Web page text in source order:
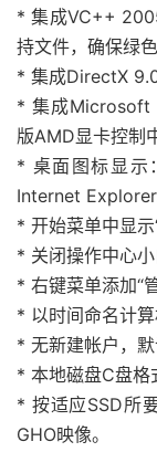
* 集成VC++
持文件，确保绿
* 集成DirectX
* 集成Microsoft
版AMD显卡控制
* 桌面图标显示
Internet Explorer
* 开始菜单中显示
* 关闭操作中心小
* 右键菜单添加“
* 以时间命名计
* 无新建帐户，
* 本地磁盘C盘格
* 按适应SSD所
GHO映像。